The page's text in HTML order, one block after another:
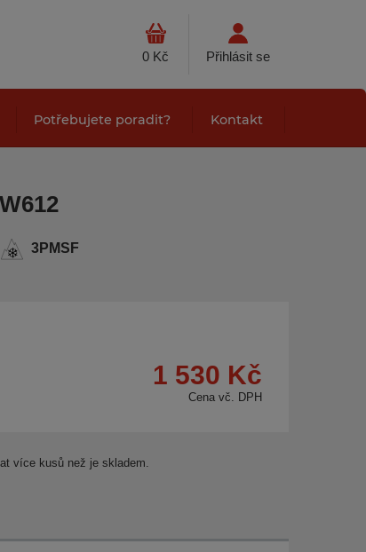
0 Kč Přihlásit se
Potřebujete poradit? Kontakt
3PMSF
1 530 Kč
Cena vč. DPH
více kusů než je skladem.